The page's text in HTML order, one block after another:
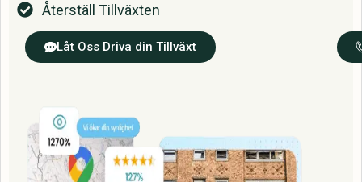
Återställ Tillväxten
Låt Oss Driva din Tillväxt